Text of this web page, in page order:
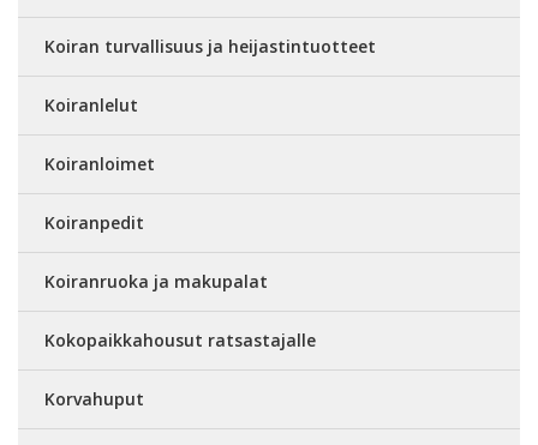
Koiran turvallisuus ja heijastintuotteet
Koiranlelut
Koiranloimet
Koiranpedit
Koiranruoka ja makupalat
Kokopaikkahousut ratsastajalle
Korvahuput